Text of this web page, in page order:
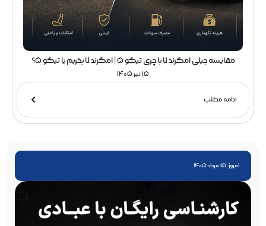
مقایسه جیلی امگرند 7 با چری تیگو 5 | امگرند 7 بخریم یا تیگو 5؟
15 تیر 1405
ادامه مطلب
امروز: 15 مرداد 1405